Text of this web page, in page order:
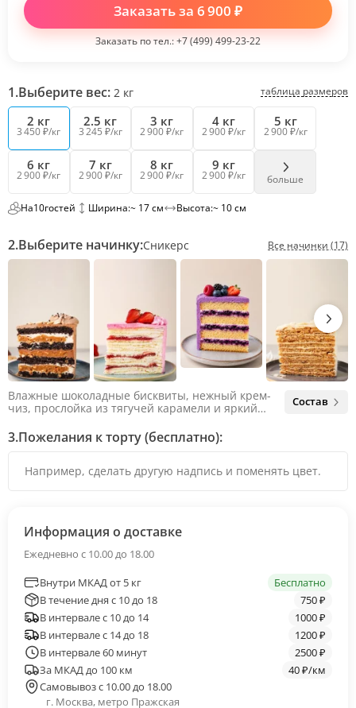
1.Выберите вес: 2 кг таблица размеров
2 кг
3 450 ₽/кг
2.5 кг
3 245 ₽/кг
3 кг
2 900 ₽/кг
4 кг
2 900 ₽/кг
5 кг
2 900 ₽/кг
6 кг
2 900 ₽/кг
7 кг
2 900 ₽/кг
8 кг
2 900 ₽/кг
9 кг
2 900 ₽/кг больше
На10гостей Ширина:~ 17 см Высота:~ 10 см
2.Выберите начинку:Сникерс Все начинки (17)
Влажные шоколадные бисквиты, нежный крем-
чиз, прослойка из тягучей карамели и яркий
яркий вкус шоколада и тягучей карамели, не
оставляя ни единого шанса остаться
Состав
3.Пожелания к торту (бесплатно):
Заказать за 6 900 ₽
Заказать по тел.:+7 (499) 499-23-22
Информация о доставке
Ежедневно с 10.00 до 18.00
Внутри МКАД от 5 кг
Бесплатно
В течение дня с 10 до 18
750 ₽
В интервале с 10 до 14
1000 ₽
В интервале с 14 до 18
1200 ₽
В интервале 60 минут
2500 ₽
За МКАД до 100 км
40 ₽/км
Самовывоз с 10.00 до 18.00
г. Москва, метро Пражская